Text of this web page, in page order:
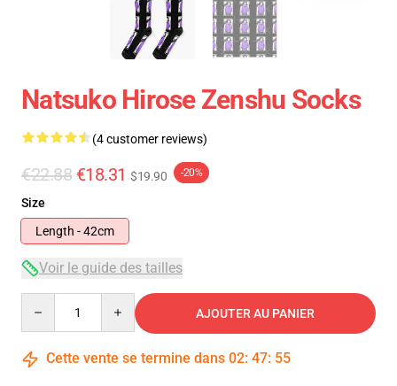
Natsuko Hirose Zenshu Socks
(4 customer reviews)
€22.88 €18.31 $19.90 -20%
Size
Length - 42cm
Voir le guide des tailles
AJOUTER AU PANIER
Cette vente se termine dans 02: 47: 55